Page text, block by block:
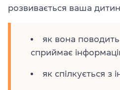
розвивається ваша
як вона
сприймає
як спілкується з